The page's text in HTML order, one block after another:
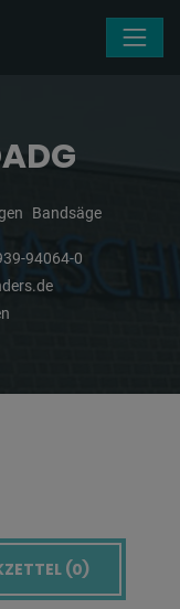
Bandsäge
94064-0
(0)